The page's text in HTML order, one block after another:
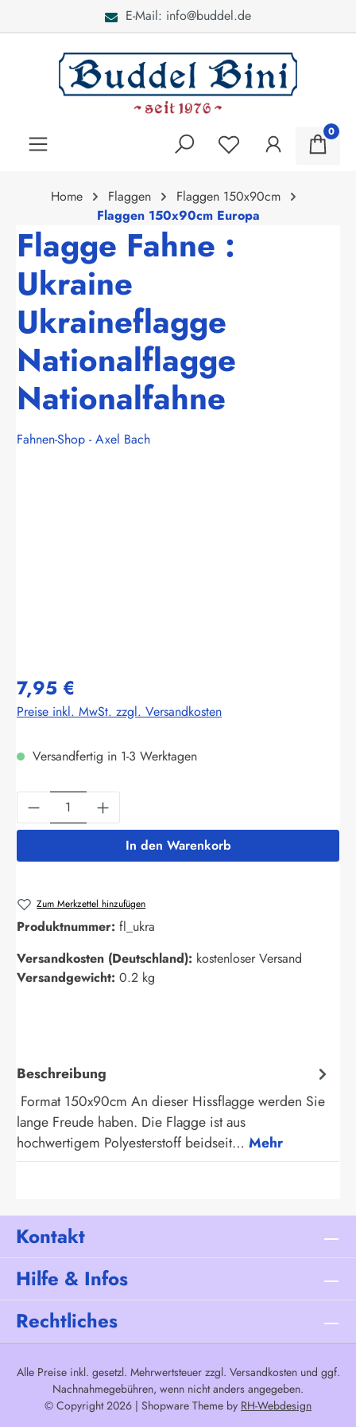
E-Mail: info@buddel.de
0
Home Flaggen
Flaggen 150x90cm
Flaggen 150x90cm Europa
Flagge Fahne :
Ukraine
Ukraineflagge
Nationalflagge
Nationalfahne
Fahnen-Shop - Axel Bach
7,95 €
Preise inkl. MwSt. zzgl. Versandkosten
Versandfertig in 1-3 Werktagen
Produkt Anzahl: Gib den gewünschten
In den Warenkorb
Zum Merkzettel hinzufügen
Produktnummer: fl_ukra
Versandkosten (Deutschland): kostenloser Versand
Versandgewicht: 0.2 kg
Beschreibung
Format 150x90cm An dieser Hissflagge werden Sie
lange Freude haben. Die Flagge ist aus
hochwertigem Polyesterstoff beidseit… Mehr
Kontakt
Hilfe & Infos
Rechtliches
Alle Preise inkl. gesetzl. Mehrwertsteuer zzgl. Versandkostenund ggf.
Nachnahmegebühren, wenn nicht anders angegeben.
© Copyright 2026 | Shopware Theme by RH-Webdesign